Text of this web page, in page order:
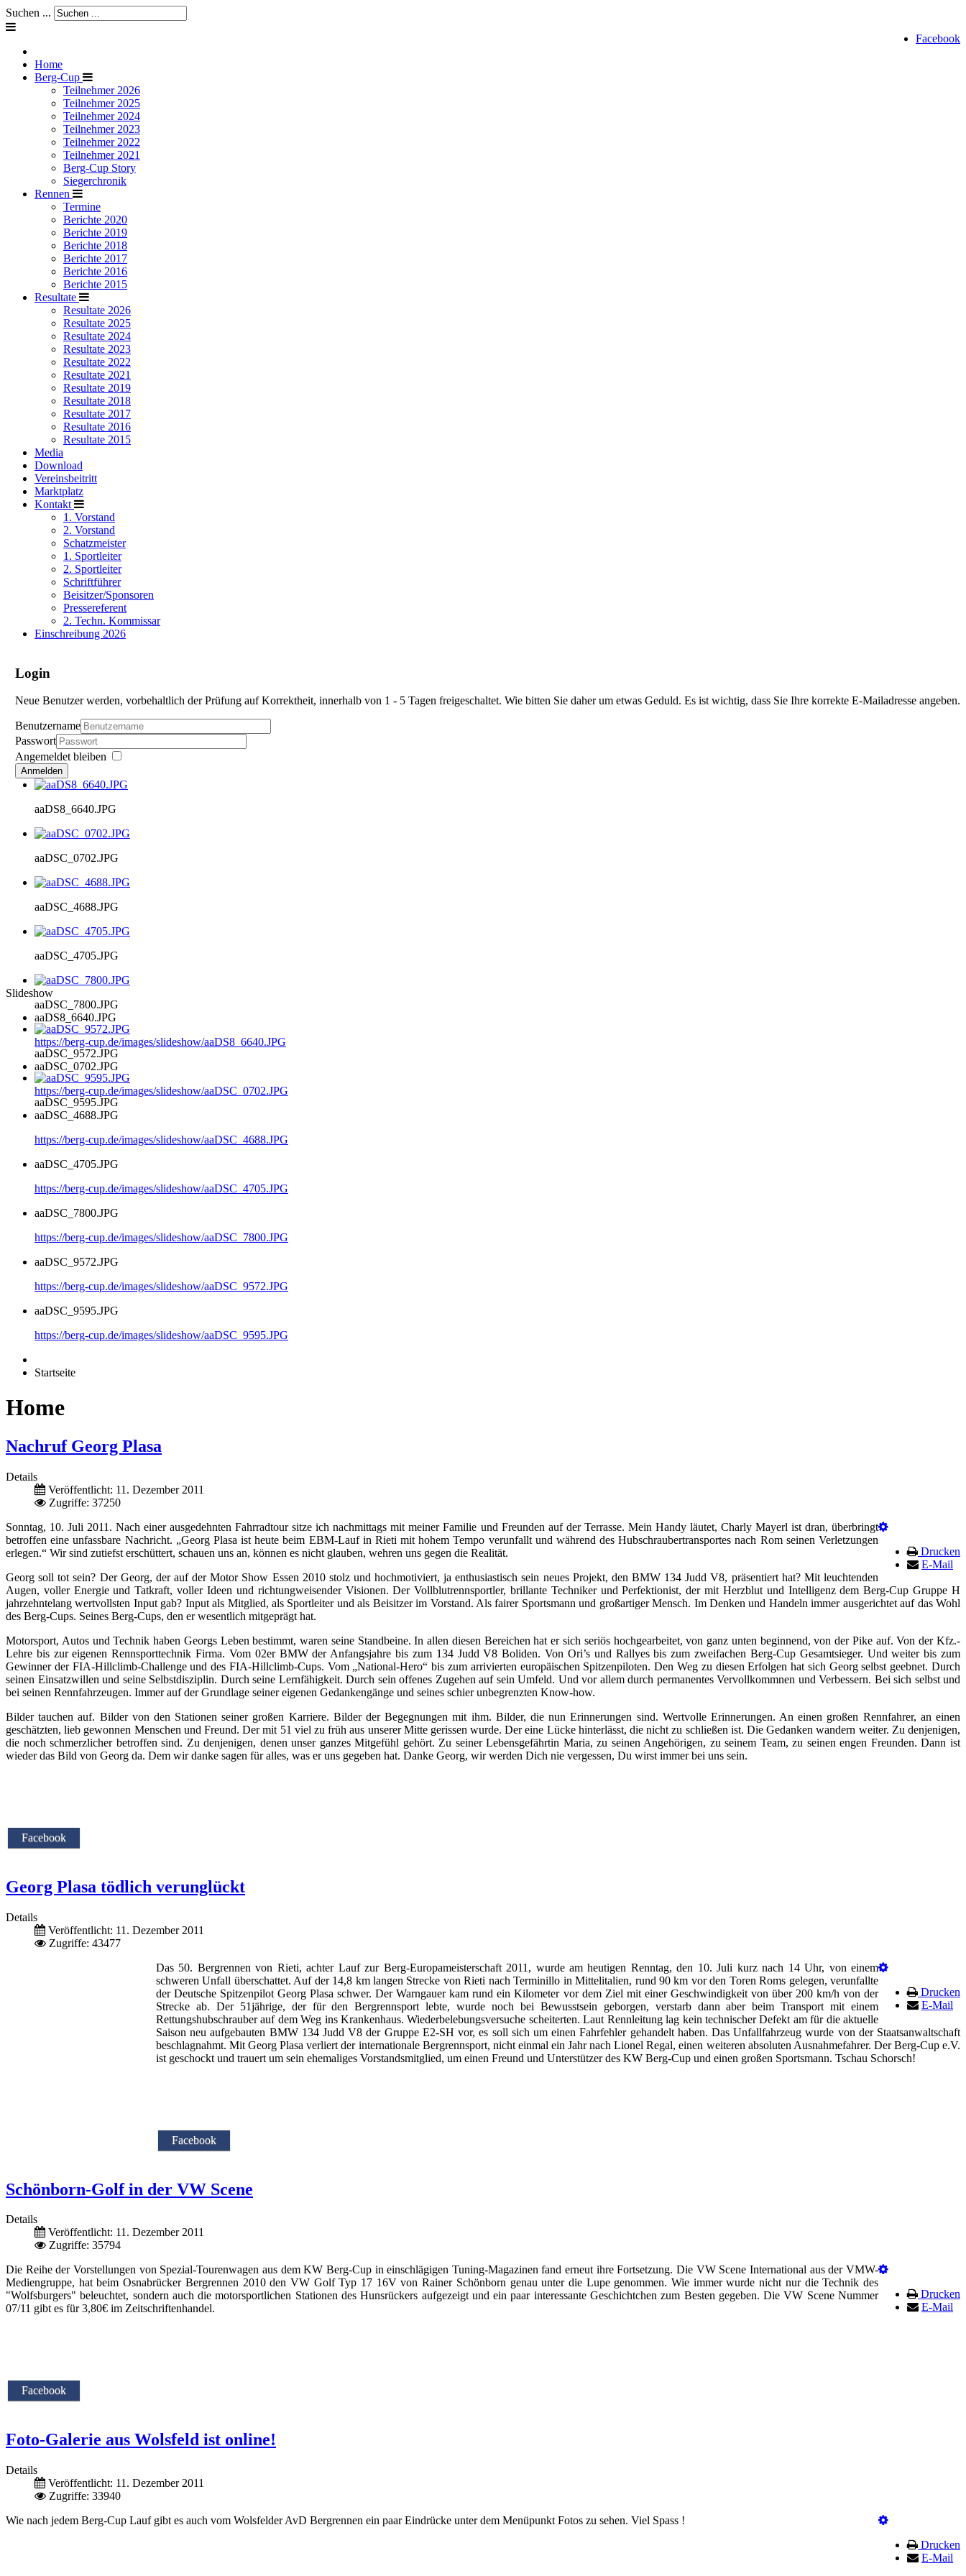
Suchen ...
Facebook
Home
Berg-Cup
Teilnehmer 2026
Teilnehmer 2025
Teilnehmer 2024
Teilnehmer 2023
Teilnehmer 2022
Teilnehmer 2021
Berg-Cup Story
Siegerchronik
Rennen
Termine
Berichte 2020
Berichte 2019
Berichte 2018
Berichte 2017
Berichte 2016
Berichte 2015
Resultate
Resultate 2026
Resultate 2025
Resultate 2024
Resultate 2023
Resultate 2022
Resultate 2021
Resultate 2019
Resultate 2018
Resultate 2017
Resultate 2016
Resultate 2015
Media
Download
Vereinsbeitritt
Marktplatz
Kontakt
1. Vorstand
2. Vorstand
Schatzmeister
1. Sportleiter
2. Sportleiter
Schriftführer
Beisitzer/Sponsoren
Pressereferent
2. Techn. Kommissar
Einschreibung 2026
Login
Neue Benutzer werden, vorbehaltlich der Prüfung auf Korrektheit, innerhalb von 1 - 5 Tagen freigeschaltet. Wie bitten Sie daher um etwas Geduld. Es ist wichtig, dass Sie Ihre korrekte E-Mailadresse angeben.
Benutzername
Passwort
Angemeldet bleiben
Anmelden
aaDS8_6640.JPG
aaDSC_0702.JPG
aaDSC_4688.JPG
aaDSC_4705.JPG
aaDSC_7800.JPG
aaDSC_9572.JPG
aaDSC_9595.JPG
Slideshow
aaDS8_6640.JPG
https://berg-cup.de/images/slideshow/aaDS8_6640.JPG
aaDSC_0702.JPG
https://berg-cup.de/images/slideshow/aaDSC_0702.JPG
aaDSC_4688.JPG
https://berg-cup.de/images/slideshow/aaDSC_4688.JPG
aaDSC_4705.JPG
https://berg-cup.de/images/slideshow/aaDSC_4705.JPG
aaDSC_7800.JPG
https://berg-cup.de/images/slideshow/aaDSC_7800.JPG
aaDSC_9572.JPG
https://berg-cup.de/images/slideshow/aaDSC_9572.JPG
aaDSC_9595.JPG
https://berg-cup.de/images/slideshow/aaDSC_9595.JPG
Startseite
Home
Nachruf Georg Plasa
Details
Veröffentlicht: 11. Dezember 2011
Zugriffe: 37250
Drucken
E-Mail
Sonntag, 10. Juli 2011. Nach einer ausgedehnten Fahrradtour sitze ich nachmittags mit meiner Familie und Freunden auf der Terrasse. Mein Handy läutet, Charly Mayerl ist dran, überbringt
betroffen eine unfassbare Nachricht. „Georg Plasa ist heute beim EBM-Lauf in Rieti mit hohem Tempo verunfallt und während des Hubschraubertransportes nach Rom seinen Verletzungen
erlegen.“ Wir sind zutiefst erschüttert, schauen uns an, können es nicht glauben, wehren uns gegen die Realität.
Georg soll tot sein? Der Georg, der auf der Motor Show Essen 2010 stolz und hochmotiviert, ja enthusiastisch sein neues Projekt, den BMW 134 Judd V8, präsentiert hat? Mit leuchtenden
Augen, voller Energie und Tatkraft, voller Ideen und richtungweisender Visionen. Der Vollblutrennsportler, brillante Techniker und Perfektionist, der mit Herzblut und Intelligenz dem Berg-Cup Gruppe H
jahrzehntelang wertvollsten Input gab? Input als Mitglied, als Sportleiter und als Beisitzer im Vorstand. Als fairer Sportsmann und großartiger Mensch. Im Denken und Handeln immer ausgerichtet auf das Wohl
des Berg-Cups. Seines Berg-Cups, den er wesentlich mitgeprägt hat.
Motorsport, Autos und Technik haben Georgs Leben bestimmt, waren seine Standbeine. In allen diesen Bereichen hat er sich seriös hochgearbeitet, von ganz unten beginnend, von der Pike auf. Von der Kfz.-
Lehre bis zur eigenen Rennsporttechnik Firma. Vom 02er BMW der Anfangsjahre bis zum 134 Judd V8 Boliden. Von Ori’s und Rallyes bis zum zweifachen Berg-Cup Gesamtsieger. Und weiter bis zum
Gewinner der FIA-Hillclimb-Challenge und des FIA-Hillclimb-Cups. Vom „National-Hero“ bis zum arrivierten europäischen Spitzenpiloten. Den Weg zu diesen Erfolgen hat sich Georg selbst geebnet. Durch
seinen Einsatzwillen und seine Selbstdisziplin. Durch seine Lernfähigkeit. Durch sein offenes Zugehen auf sein Umfeld. Und vor allem durch permanentes Vervollkommnen und Verbessern. Bei sich selbst und
bei seinen Rennfahrzeugen. Immer auf der Grundlage seiner eigenen Gedankengänge und seines schier unbegrenzten Know-how.
Bilder tauchen auf. Bilder von den Stationen seiner großen Karriere. Bilder der Begegnungen mit ihm. Bilder, die nun Erinnerungen sind. Wertvolle Erinnerungen. An einen großen Rennfahrer, an einen
geschätzten, lieb gewonnen Menschen und Freund. Der mit 51 viel zu früh aus unserer Mitte gerissen wurde. Der eine Lücke hinterlässt, die nicht zu schließen ist. Die Gedanken wandern weiter. Zu denjenigen,
die noch schmerzlicher betroffen sind. Zu denjenigen, denen unser ganzes Mitgefühl gehört. Zu seiner Lebensgefährtin Maria, zu seinen Angehörigen, zu seinem Team, zu seinen engen Freunden. Dann ist
wieder das Bild von Georg da. Dem wir danke sagen für alles, was er uns gegeben hat. Danke Georg, wir werden Dich nie vergessen, Du wirst immer bei uns sein.
Facebook
Georg Plasa tödlich verunglückt
Details
Veröffentlicht: 11. Dezember 2011
Zugriffe: 43477
Drucken
E-Mail
Das 50. Bergrennen von Rieti, achter Lauf zur Berg-Europameisterschaft 2011, wurde am heutigen Renntag, den 10. Juli kurz nach 14 Uhr, von einem
schweren Unfall überschattet. Auf der 14,8 km langen Strecke von Rieti nach Terminillo in Mittelitalien, rund 90 km vor den Toren Roms gelegen, verunfallte
der Deutsche Spitzenpilot Georg Plasa schwer. Der Warngauer kam rund ein Kilometer vor dem Ziel mit einer Geschwindigkeit von über 200 km/h von der
Strecke ab. Der 51jährige, der für den Bergrennsport lebte, wurde noch bei Bewusstsein geborgen, verstarb dann aber beim Transport mit einem
Rettungshubschrauber auf dem Weg ins Krankenhaus. Wiederbelebungsversuche scheiterten. Laut Rennleitung lag kein technischer Defekt am für die aktuelle
Saison neu aufgebauten BMW 134 Judd V8 der Gruppe E2-SH vor, es soll sich um einen Fahrfehler gehandelt haben. Das Unfallfahrzeug wurde von der Staatsanwaltschaft
beschlagnahmt. Mit Georg Plasa verliert der internationale Bergrennsport, nicht einmal ein Jahr nach Lionel Regal, einen weiteren absoluten Ausnahmefahrer. Der Berg-Cup e.V.
ist geschockt und trauert um sein ehemaliges Vorstandsmitglied, um einen Freund und Unterstützer des KW Berg-Cup und einen großen Sportsmann. Tschau Schorsch!
Facebook
Schönborn-Golf in der VW Scene
Details
Veröffentlicht: 11. Dezember 2011
Zugriffe: 35794
Drucken
E-Mail
Die Reihe der Vorstellungen von Spezial-Tourenwagen aus dem KW Berg-Cup in einschlägigen Tuning-Magazinen fand erneut ihre Fortsetzung. Die VW Scene International aus der VMW-
Mediengruppe, hat beim Osnabrücker Bergrennen 2010 den VW Golf Typ 17 16V von Rainer Schönborn genau unter die Lupe genommen. Wie immer wurde nicht nur die Technik des
"Wolfsburgers" beleuchtet, sondern auch die motorsportlichen Stationen des Hunsrückers aufgezeigt und ein paar interessante Geschichtchen zum Besten gegeben. Die VW Scene Nummer
07/11 gibt es für 3,80€ im Zeitschriftenhandel.
Facebook
Foto-Galerie aus Wolsfeld ist online!
Details
Veröffentlicht: 11. Dezember 2011
Zugriffe: 33940
Drucken
E-Mail
Wie nach jedem Berg-Cup Lauf gibt es auch vom Wolsfelder AvD Bergrennen ein paar Eindrücke unter dem Menüpunkt Fotos zu sehen. Viel Spass !